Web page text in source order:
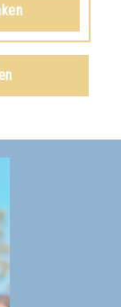
üben, dieses
zu helfen.*
Aïvanhov
, kapitel IX